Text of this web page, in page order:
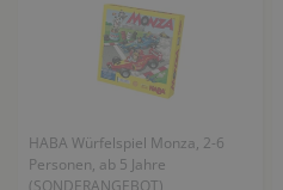
HABA Würfelspiel Monza, 2-6
Personen, ab 5 Jahre
(SONDERANGEBOT)